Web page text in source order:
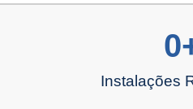
Instalações
0